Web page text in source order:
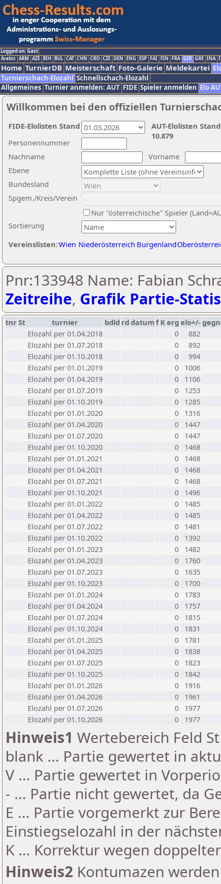
Logged on: Gast
Arabic ARM AZE BIH BUL CAT CHN CRO CZE DEN ENG ESP FAI FIN FRA GER GRE INA
Home TurnierDB Meisterschaft Foto-Galerie Meldekartei
Turnierschach-Elozahl Schnellschach-Elozahl
Allgemeines Turnier anmelden: AUT FIDE Spieler anmelden Elo
Willkommen bei den offiziellen
Nachname
Vorname
Ebene
Sortierung
Personennummer
Bundesland
Spgem./Kreis/Verein
Nur "österreichische" Spieler
Vereinslisten:Wien Niederösterreich Burgenland
AUT-Elolisten
10.879
FIDE-Elolisten Stand
Pnr:133948 Name: Fabian
Zeitreihe, Grafik Partie-
tnrSt turnier bdld rd datumf Kerg elo+/-
Elozahl per 01.04.2018
0
882
Elozahl per 01.07.2018
0
892
Elozahl per 01.10.2018
0
994
Elozahl per 01.01.2019
0
1006
Elozahl per 01.04.2019
0
1106
Elozahl per 01.07.2019
0
1253
Elozahl per 01.10.2019
0
1285
Elozahl per 01.01.2020
0
1316
Elozahl per 01.04.2020
0
1447
Elozahl per 01.07.2020
0
1447
Elozahl per 01.10.2020
0
1468
Elozahl per 01.01.2021
0
1468
Elozahl per 01.04.2021
0
1468
Elozahl per 01.07.2021
0
1468
Elozahl per 01.10.2021
0
1496
Elozahl per 01.01.2022
0
1485
Elozahl per 01.04.2022
0
1485
Elozahl per 01.07.2022
0
1481
Elozahl per 01.10.2022
0
1392
Elozahl per 01.01.2023
0
1482
Elozahl per 01.04.2023
0
1760
Elozahl per 01.07.2023
0
1635
Elozahl per 01.10.2023
0
1700
Elozahl per 01.01.2024
0
1783
Elozahl per 01.04.2024
0
1757
Elozahl per 01.07.2024
0
1815
Elozahl per 01.10.2024
0
1831
Elozahl per 01.01.2025
0
1781
Elozahl per 01.04.2025
0
1838
Elozahl per 01.07.2025
0
1823
Elozahl per 01.10.2025
0
1842
Elozahl per 01.01.2026
0
1916
Elozahl per 01.04.2026
0
1961
Elozahl per 01.07.2026
0
1977
Elozahl per 01.10.2026
0 1977
Hinweis1 Wertebereich Feld
blank ... Partie gewertet in
V ... Partie gewertet in
- ... Partie nicht gewertet, da
E ... Partie vorgemerkt zur
Einstiegselozahl in der
K ... Korrektur wegen
Hinweis2 Kontumazen